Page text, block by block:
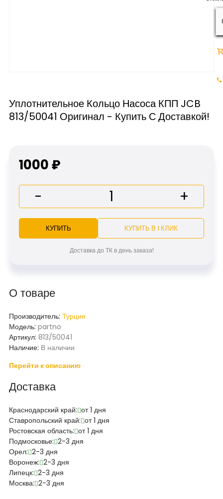
Уплотнительное Кольцо Насоса КПП JCB
813/50041 Оригинал - Купить С Доставкой!
О товаре
Производитель: Турция
Модель: partno
Артикул: 813/50041
Наличие: В наличии
Перейти к описанию
Доставка
Краснодарский край: от 1 дня
Ставропольский край: от 1 дня
Ростовская область: от 1 дня
Подмосковье: 2-3 дня
Орел: 2-3 дня
Воронеж: 2-3 дня
Липецк: 2-3 дня
Москва: 2-3 дня
1000 ₽
- +
КУПИТЬ КУПИТЬ В 1 КЛИК
Доставка до ТК в день заказа!